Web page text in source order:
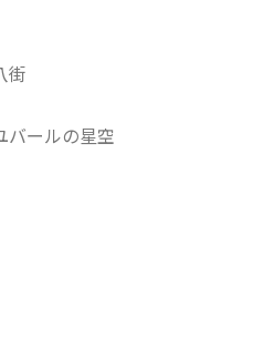
街
バールの星空